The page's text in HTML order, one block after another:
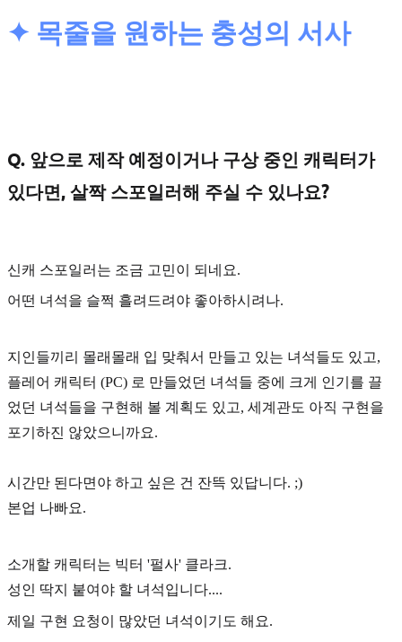
✦ 목줄을 원하는 충성의 서사
Q. 앞으로 제작 예정이거나 구상 중인 캐릭터가
있다면, 살짝 스포일러해 주실 수 있나요?
신캐 스포일러는 조금 고민이 되네요.
어떤 녀석을 슬쩍 흘려드려야 좋아하시려나.
지인들끼리 몰래몰래 입 맞춰서 만들고 있는 녀석들도 있고,
플레어 캐릭터 (PC) 로 만들었던 녀석들 중에 크게 인기를 끌
었던 녀석들을 구현해 볼 계획도 있고, 세계관도 아직 구현을
포기하진 않았으니까요.
시간만 된다면야 하고 싶은 건 잔뜩 있답니다. ;)
본업 나빠요.
소개할 캐릭터는 빅터 '펄사' 클라크.
성인 딱지 붙여야 할 녀석입니다....
제일 구현 요청이 많았던 녀석이기도 해요.